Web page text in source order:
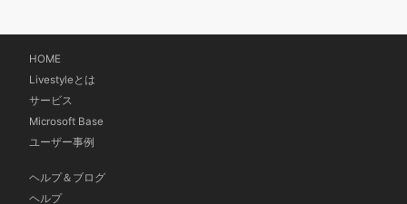
HOME
Livestyleとは
サービス
Microsoft Base
ユーザー事例
ヘルプ＆ブログ
ヘルプ